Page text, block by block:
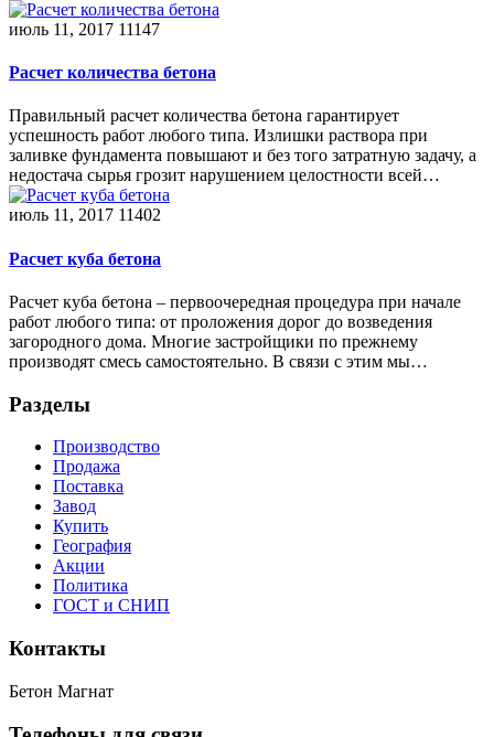
июль 11, 2017 11147
Расчет количества бетона
Правильный расчет количества бетона гарантирует
успешность работ любого типа. Излишки раствора при
заливке фундамента повышают и без того затратную задачу, а
недостача сырья грозит нарушением целостности всей…
июль 11, 2017 11402
Расчет куба бетона
Расчет куба бетона – первоочередная процедура при начале
работ любого типа: от проложения дорог до возведения
загородного дома. Многие застройщики по прежнему
производят смесь самостоятельно. В связи с этим мы…
Разделы
Производство
Продажа
Поставка
Завод
Купить
География
Акции
Политика
ГОСТ и СНИП
Контакты
Бетон Магнат